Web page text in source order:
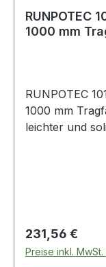
RUNPOTEC
1000 mm
RUNPOTEC
1000 mm
leichter und
Standfüße ·
komplett
notwendig ·
Regulärer Preis:
231,56 €
Preise inkl.